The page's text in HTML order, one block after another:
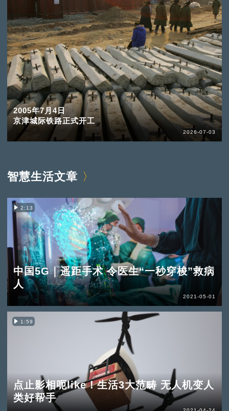
2005年7月4日
京津城际铁路正式开工
2026-07-03
智慧生活文章
2:13
中国5G｜遥距手术 令医生“一秒穿梭”救病
人
2021-05-01
1:59
点止影相呃like！生活3大范畴 无人机变人
类好帮手